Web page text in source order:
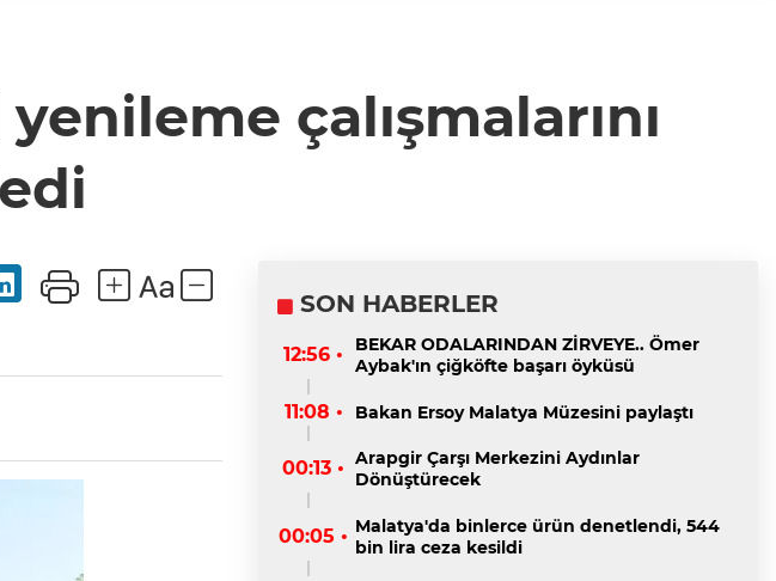
çalışmalarını
SON HABERLER
12:56 •
BEKAR ODALARINDAN ZİRVEYE.. Ömer
Aybak'ın çiğköfte başarı öyküsü
11:08 • Bakan Ersoy Malatya Müzesini paylaştı
00:13 • Arapgir Çarşı Merkezini Aydınlar
Dönüştürecek
00:05 • Malatya'da binlerce ürün denetlendi, 544
bin lira ceza kesildi